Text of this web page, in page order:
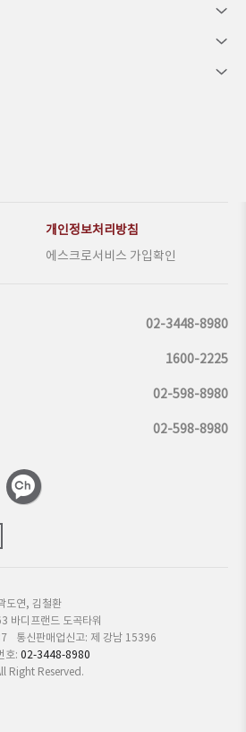
개인정보처리방침
에스크로서비스 가입확인
02-3448-8980
1600-2225
02-598-8980
02-598-8980
도연, 김철환
바디프랜드 도곡타워
통신판매업신고: 제 강남 15396
호: 02-3448-8980
Right Reserved.